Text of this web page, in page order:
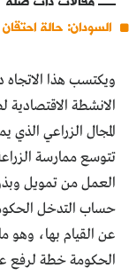
السودان: حالة
ويكتسب هذا الاتجاه
الانشطة الاقتصادية
المجال الزراعي
تتوسع ممارسة
العمل من تمويل
حساب التدخل
عن القيام بها، وهو